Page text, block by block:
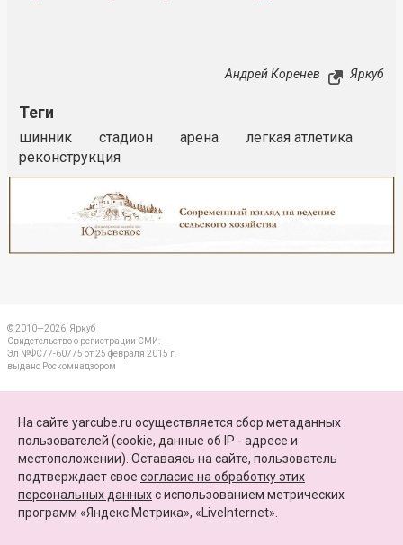
Андрей Коренев Яркуб
Теги
шинник стадион арена
легкая атлетика
реконструкция
© 2010—2026, Яркуб
Свидетельство о регистрации СМИ:
Эл №ФС77-60775 от 25 февраля 2015 г.
выдано Роскомнадзором
ПАРТНЕРЫ
КАРТА САЙТА
+7 (4852) 64-15-52
На сайте yarcube.ru осуществляется сбор метаданных
пользователей (cookie, данные об IP - адресе и
местоположении). Оставаясь на сайте, пользователь
подтверждает свое согласие на обработку этих
персональных данныхc использованием метрических
программ «Яндекс.Метрика», «LiveInternet».